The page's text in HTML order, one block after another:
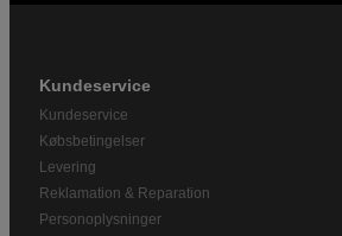
Kundeservice
Kundeservice
Købsbetingelser
Levering
Reklamation & Reparation
Personoplysninger